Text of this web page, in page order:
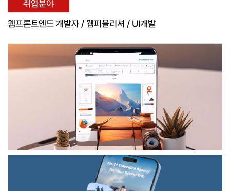
취업분야
웹프론트엔드 개발자 / 웹퍼블리셔 / UI개발